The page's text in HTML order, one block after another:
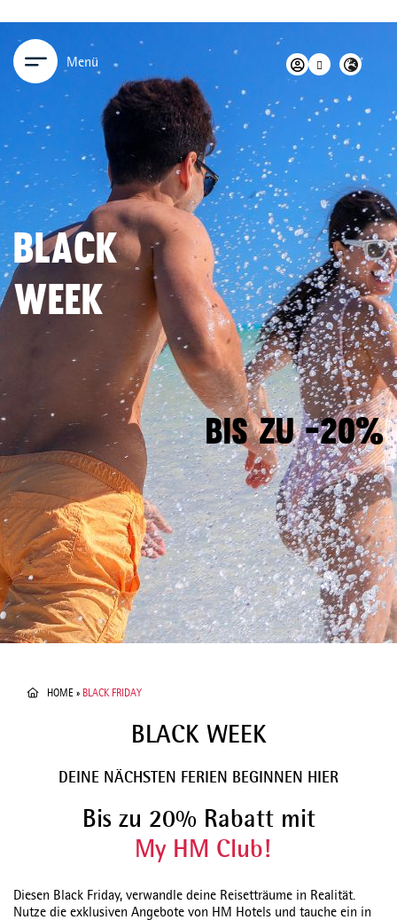
Menü
BLACK
WEEK
BIS ZU -20%
HOME » BLACK FRIDAY
BLACK WEEK
DEINE NÄCHSTEN FERIEN BEGINNEN HIER
Bis zu 20% Rabatt mit
My HM Club!
Diesen Black Friday, verwandle deine Reisetträume in Realität.
Nutze die exklusiven Angebote von HM Hotels und tauche ein in